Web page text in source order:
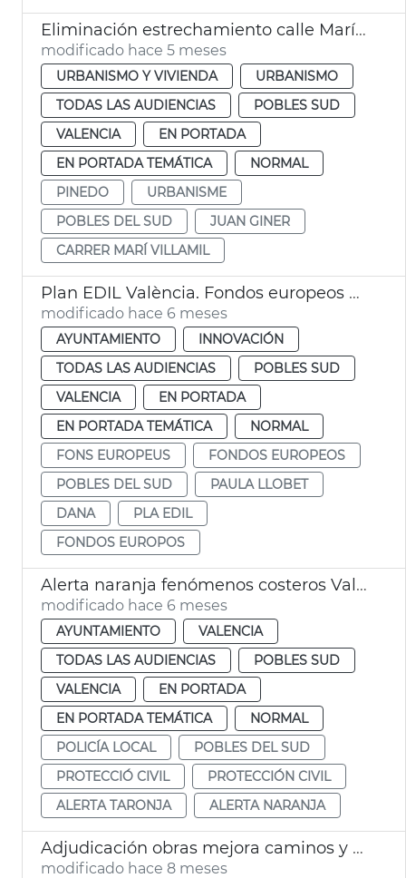
Eliminación estrechamiento calle Marí Villamil Pinedo
modificado hace 5 meses
URBANISMO Y VIVIENDA
URBANISMO
TODAS LAS AUDIENCIAS
POBLES SUD
VALENCIA
EN PORTADA
EN PORTADA TEMÁTICA
NORMAL
PINEDO
URBANISME
POBLES DEL SUD
JUAN GINER
CARRER MARÍ VILLAMIL
Plan EDIL València. Fondos europeos dana Pobles del Sud
modificado hace 6 meses
AYUNTAMIENTO
INNOVACIÓN
TODAS LAS AUDIENCIAS
POBLES SUD
VALENCIA
EN PORTADA
EN PORTADA TEMÁTICA
NORMAL
FONS EUROPEUS
FONDOS EUROPEOS
POBLES DEL SUD
PAULA LLOBET
DANA
PLA EDIL
FONDOS EUROPOS
Alerta naranja fenómenos costeros València
modificado hace 6 meses
AYUNTAMIENTO
VALENCIA
TODAS LAS AUDIENCIAS
POBLES SUD
VALENCIA
EN PORTADA
EN PORTADA TEMÁTICA
NORMAL
POLICÍA LOCAL
POBLES DEL SUD
PROTECCIÓ CIVIL
PROTECCIÓN CIVIL
ALERTA TARONJA
ALERTA NARANJA
Adjudicación obras mejora caminos y calles afectadas dana la Torre
modificado hace 8 meses